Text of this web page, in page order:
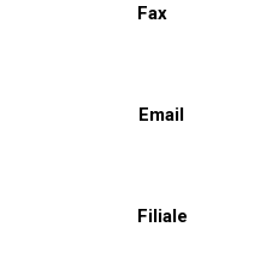
Fax
Email
Filiale